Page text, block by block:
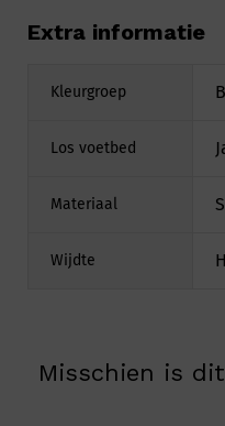
Extra informatie
Kleurgroep
Los voetbed
Materiaal
Wijdte H
Misschien is